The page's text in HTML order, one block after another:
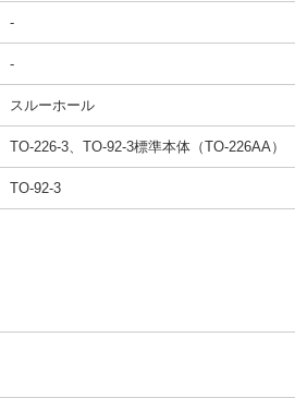
-
-
スルーホール
TO-226-3、TO-92-3標準本体（TO-226AA）
TO-92-3